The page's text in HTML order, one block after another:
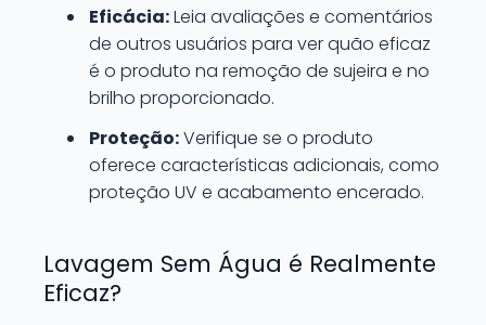
Eficácia:Leia avaliações e comentários
de outros usuários para ver quão eficaz
é o produto na remoção de sujeira e no
brilho proporcionado.
Proteção:Verifique se o produto
oferece características adicionais, como
proteção UV e acabamento encerado.
Lavagem Sem Água é Realmente
Eficaz?